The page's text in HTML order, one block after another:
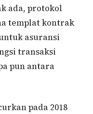
ada, protokol
templat kontrak
asuransi
transaksi
pun antara
pada 2018